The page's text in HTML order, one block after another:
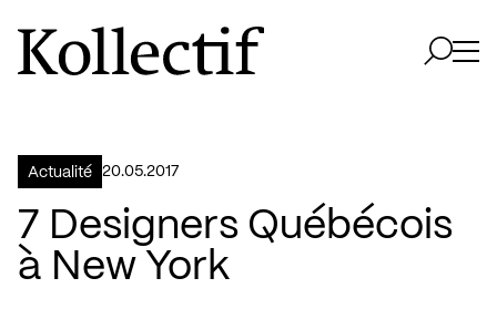
Aller à la page d'accueil
Logo Kollectif
Actualité 20.05.2017
7 Designers Québécois
à New York